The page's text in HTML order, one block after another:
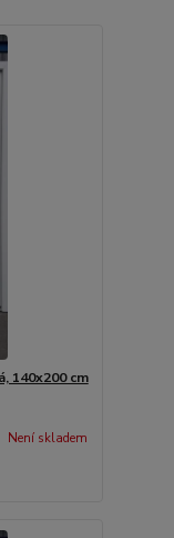
140x200 cm
Není skladem